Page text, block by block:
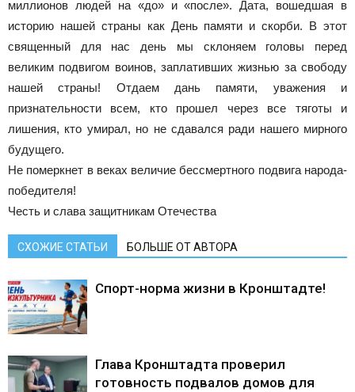
миллионов людей на «до» и «после». Дата, вошедшая в
историю нашей страны как День памяти и скорби. В этот
священный для нас день мы склоняем головы перед
великим подвигом воинов, заплативших жизнью за свободу
нашей страны! Отдаем дань памяти, уважения и
признательности всем, кто прошел через все тяготы и
лишения, кто умирал, но не сдавался ради нашего мирного
будущего.
Не померкнет в веках величие бессмертного подвига народа-
победителя!
Честь и слава защитникам Отечества
СХОЖИЕ СТАТЬИ БОЛЬШЕ ОТ АВТОРА
Спорт-норма жизни в Кронштадте!
Глава Кронштадта проверил
готовность подвалов домов для